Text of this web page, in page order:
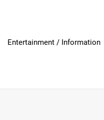
Entertainment / Information